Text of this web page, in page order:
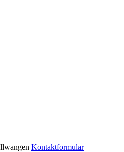
Kontaktformular